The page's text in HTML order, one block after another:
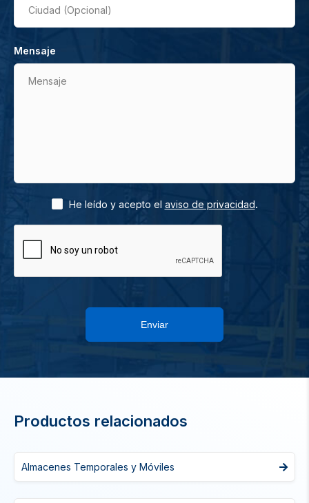
Ciudad (Opcional)
Mensaje
Mensaje
He leído y acepto el aviso de privacidad.
Enviar
Productos relacionados
Almacenes Temporales y Móviles